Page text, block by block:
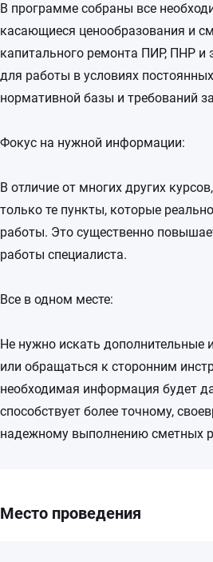
В программе собраны все
касающиеся ценообразования и
капитального ремонта ПИР, ПНР и
для работы в условиях
нормативной базы и требований
Фокус на нужной информации:
В отличие от многих других
только те пункты, которые
работы. Это существенно
работы специалиста.
Все в одном месте:
Не нужно искать дополнительные
или обращаться к сторонним
необходимая информация будет
способствует более точному,
надежному выполнению сметных
Место проведения